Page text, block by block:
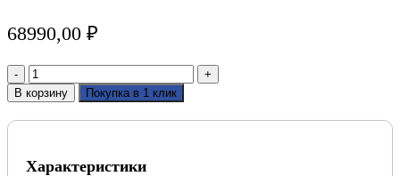
68990,00 ₽
Количество
товара
Сталь
сортовая
140,
В корзину Покупка в 1 клик
Характеристики